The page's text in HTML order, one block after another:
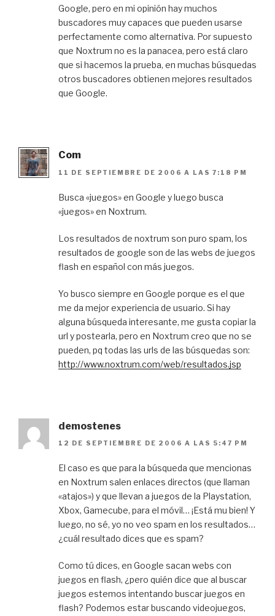
Google, pero en mi opinión hay muchos
buscadores muy capaces que pueden usarse
perfectamente como alternativa. Por supuesto
que Noxtrum no es la panacea, pero está claro
que si hacemos la prueba, en muchas búsquedas
otros buscadores obtienen mejores resultados
que Google.
Com
11 DE SEPTIEMBRE DE 2006 A LAS 7:18 PM
Busca «juegos» en Google y luego busca
«juegos» en Noxtrum.
Los resultados de noxtrum son puro spam, los
resultados de google son de las webs de juegos
flash en español con más juegos.
Yo busco siempre en Google porque es el que
me da mejor experiencia de usuario. Si hay
alguna búsqueda interesante, me gusta copiar la
url y postearla, pero en Noxtrum creo que no se
pueden, pq todas las urls de las búsquedas son:
http://www.noxtrum.com/web/resultados.jsp
demostenes
12 DE SEPTIEMBRE DE 2006 A LAS 5:47 PM
El caso es que para la búsqueda que mencionas
en Noxtrum salen enlaces directos (que llaman
«atajos») y que llevan a juegos de la Playstation,
Xbox, Gamecube, para el móvil… ¡Está mu bien! Y
luego, no sé, yo no veo spam en los resultados…
¿cuál resultado dices que es spam?
Como tú dices, en Google sacan webs con
juegos en flash, ¿pero quién dice que al buscar
juegos estemos intentando buscar juegos en
flash? Podemos estar buscando videojuegos,